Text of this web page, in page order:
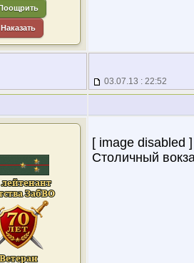
Наказать
03.07.13 : 22:52
[ image disabled ]
Столичный